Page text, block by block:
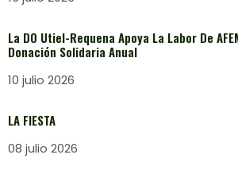
La DO Utiel-Requena Apoya La Labor De
Donación Solidaria Anual
10 julio 2026
LA FIESTA
08 julio 2026